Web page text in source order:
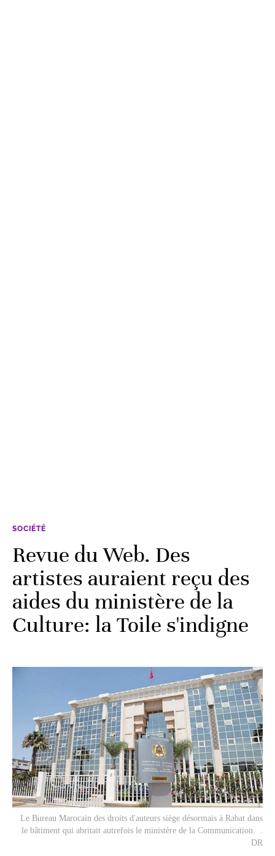
SOCIÉTÉ
Revue du Web. Des
artistes auraient reçu des
aides du ministère de la
Culture: la Toile s'indigne
Le Bureau Marocain des droits d'auteurs siège désormais à Rabat dans
le bâtiment qui abritait autrefois le ministère de la Communication. .
DR